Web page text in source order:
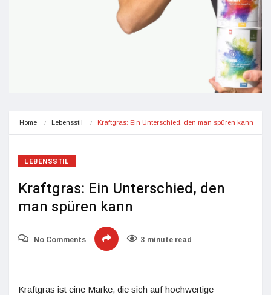
Home Lebensstil Kraftgras: Ein Unterschied, den man spüren kann
LEBENSSTIL
Kraftgras: Ein Unterschied, den
man spüren kann
No Comments 3 minute read
Kraftgras ist eine Marke, die sich auf hochwertige